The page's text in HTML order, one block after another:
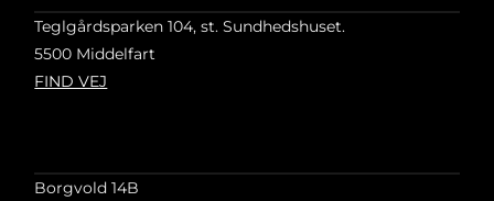
Teglgårdsparken 104, st. Sundhedshuset.
5500 Middelfart
FIND VEJ
Borgvold 14B